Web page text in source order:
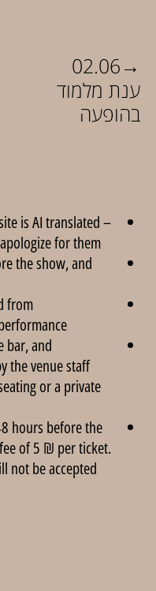
02.06→
ענת מלמוד
בהופעה
is AI translated –
for them.
the show, and
from
bar, and
the venue staff
or a private
hours before the
of 5 ₪ per ticket.
not be accepted.